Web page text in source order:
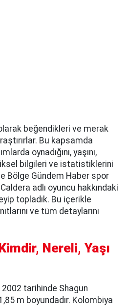
beğendikleri ve merak
Bu kapsamda
oynadığını, yaşını,
bilgileri ve istatistiklerini
Bölge Gündem Haber spor
adlı oyuncu hakkındaki
topladık. Bu içerikle
ve tüm detaylarını
Nereli, Yaşı
tarihinde Shagun
m boyundadır. Kolombiya